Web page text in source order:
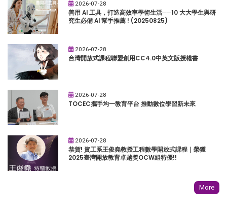
2026-07-28
善用 AI 工具，打造高效率學術生活──10 大大學生與研
究生必備 AI 幫手推薦 ! (20250825)
2026-07-28
台灣開放式課程聯盟創用CC4.0中英文版授權書
2026-07-28
TOCEC攜手均一教育平台 推動數位學習新未來
2026-07-28
恭賀! 資工系王俊堯教授工程數學開放式課程｜榮獲
2025臺灣開放教育卓越獎OCW組特優!!
More